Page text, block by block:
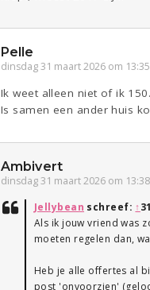
Pelle
dinsdag 31 maart 2026 om 13:35
Ik weet alleen niet of ik
Is samen een ander huis
Ambivert
dinsdag 31 maart 2026 om 13:38
Jellybean schreef: ↑
Als ik jouw vriend was
moeten regelen dan,
Heb je alle offertes al
post 'onvoorzien'